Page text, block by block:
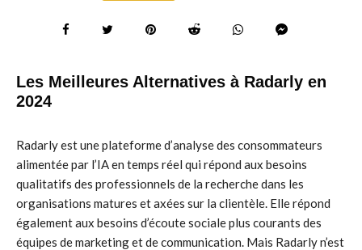
Les Meilleures Alternatives à Radarly en
2024
Radarly est une plateforme d’analyse des consommateurs
alimentée par l’IA en temps réel qui répond aux besoins
qualitatifs des professionnels de la recherche dans les
organisations matures et axées sur la clientèle. Elle répond
également aux besoins d’écoute sociale plus courants des
équipes de marketing et de communication. Mais Radarly n’est